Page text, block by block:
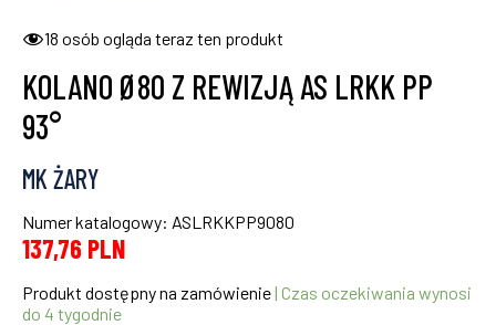
18 osób ogląda teraz ten produkt
KOLANO Ø80 Z REWIZJĄ AS LRKK PP
93°
MK ŻARY
Numer katalogowy: ASLRKKPP9080
137,76 PLN
Produkt dostępny na zamówienie| Czas oczekiwania wynosi
do 4 tygodnie